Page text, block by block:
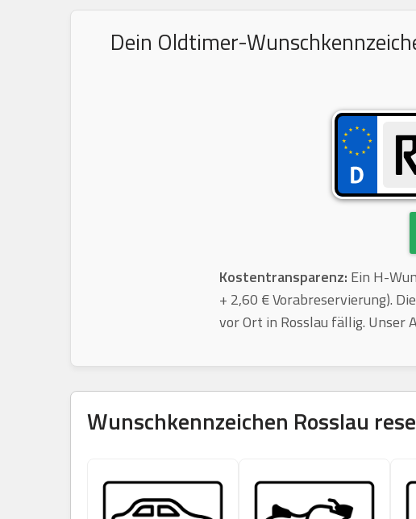
Dein Oldtimer-
Kostentransparenz: Ein H-
+ 2,60 € Vorabreservierung).
vor Ort in Rosslau fällig. Unser
Wunschkennzeichen Rosslau